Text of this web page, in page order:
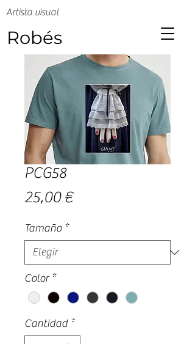
Robés
Artista visual
PCG58
25,00 €Precio
Tamaño *
Color *
Cantidad *